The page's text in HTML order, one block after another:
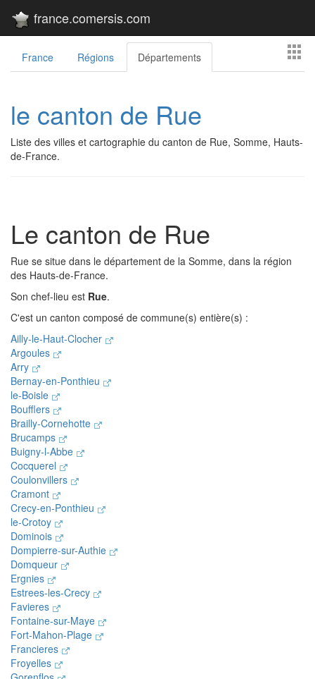
france.comersis.com
France Régions Départements
le canton de Rue
Liste des villes et cartographie du canton de Rue, Somme, Hauts-
de-France.
Le canton de Rue
Rue se situe dans le département de la Somme, dans la région
des Hauts-de-France.
Son chef-lieu est Rue.
C'est un canton composé de commune(s) entière(s) :
Ailly-le-Haut-Clocher
Argoules
Arry
Bernay-en-Ponthieu
le-Boisle
Boufflers
Brailly-Cornehotte
Brucamps
Buigny-l-Abbe
Cocquerel
Coulonvillers
Cramont
Crecy-en-Ponthieu
le-Crotoy
Dominois
Dompierre-sur-Authie
Domqueur
Ergnies
Estrees-les-Crecy
Favieres
Fontaine-sur-Maye
Fort-Mahon-Plage
Francieres
Froyelles